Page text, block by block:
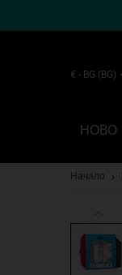
€ - BG (BG)
НОВО
Начало